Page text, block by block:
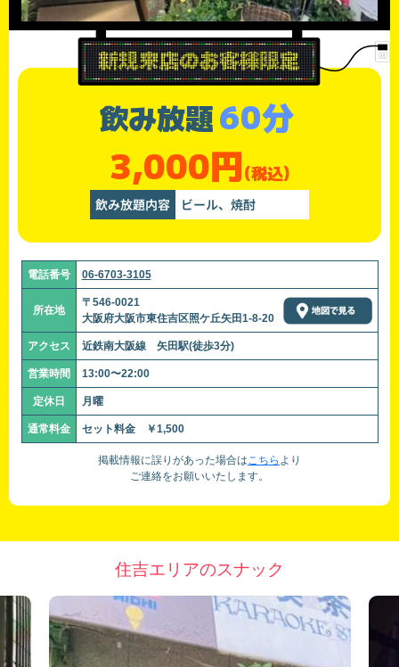
飲み放題60分
3,000円(税込)
飲み放題内容 ビール、焼酎
電話番号 06-6703-3105
所在地
〒546-0021
大阪府大阪市東住吉区照ケ丘矢田1-8-20
アクセス 近鉄南大阪線 矢田駅(徒歩3分)
営業時間 13:00〜22:00
定休日 月曜
通常料金 セット料金 ￥1,500
掲載情報に誤りがあった場合はこちら より
ご連絡をお願いいたします。
住吉エリアのスナック